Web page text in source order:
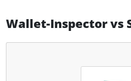
Wallet-Inspectorvs